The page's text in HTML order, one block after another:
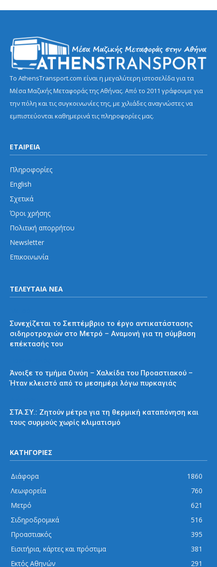
Το AthensTransport.com είναι η μεγαλύτερη ιστοσελίδα για τα
Μέσα Μαζικής Μεταφοράς της Αθήνας. Από το 2011 γράφουμε για
την πόλη και τις συγκοινωνίες της, με χιλιάδες αναγνώστες να
εμπιστεύονται καθημερινά τις πληροφορίες μας.
ΕΤΑΙΡΕΙΑ
Πληροφορίες
English
Σχετικά
Όροι χρήσης
Πολιτική απορρήτου
Newsletter
Επικοινωνία
ΤΕΛΕΥΤΑΙΑ ΝΕΑ
Συνεχίζεται το Σεπτέμβριο το έργο αντικατάστασης
σιδηροτροχιών στο Μετρό – Αναμονή για τη σύμβαση
επέκτασής του
Άνοιξε το τμήμα Οινόη – Χαλκίδα του Προαστιακού –
Ήταν κλειστό από το μεσημέρι λόγω πυρκαγιάς
ΣΤΑ.ΣΥ.: Ζητούν μέτρα για τη θερμική καταπόνηση και
τους συρμούς χωρίς κλιματισμό
ΚΑΤΗΓΟΡΙΕΣ
Διάφορα
1860
Λεωφορεία
760
Μετρό
621
Σιδηροδρομικά
516
Προαστιακός
395
Εισιτήρια, κάρτες και πρόστιμα
381
Εκτός Αθηνών
291